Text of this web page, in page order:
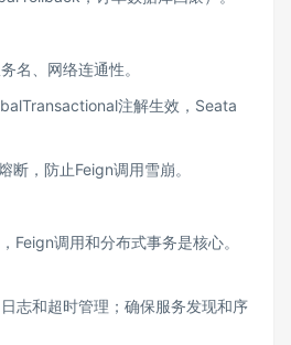
名、网络连通性。
注解生效，Seata
，防止Feign调用雪崩。
Feign调用和分布式事务是核心。
志和超时管理；确保服务发现和序